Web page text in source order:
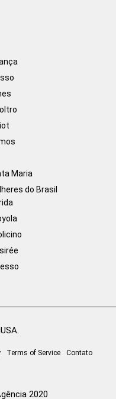
Maria
do Brasil
Terms of Service Contato
2020